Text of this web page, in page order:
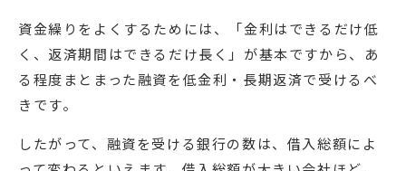
資金繰りをよくするためには、「金利はできるだけ低
く、返済期間はできるだけ長く」が基本ですから、あ
る程度まとまった融資を低金利・長期返済で受けるべ
きです。
したがって、融資を受ける銀行の数は、借入総額によ